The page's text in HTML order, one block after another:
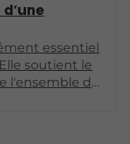
essentiel
soutient le
l'ensemble de
aborde les